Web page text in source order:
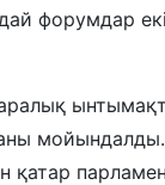
форумдар